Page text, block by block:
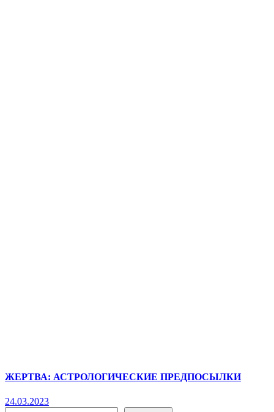
ЖЕРТВА: АСТРОЛОГИЧЕСКИЕ ПРЕДПОСЫЛКИ
24.03.2023